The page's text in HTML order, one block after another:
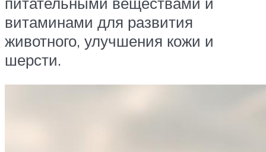
витаминами для развития
животного, улучшения кожи и
шерсти.